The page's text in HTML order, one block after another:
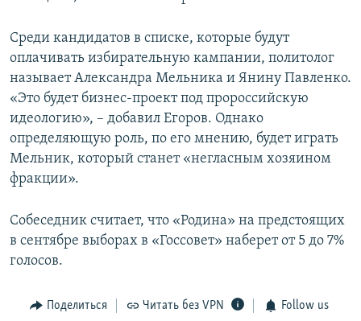
Среди кандидатов в списке, которые будут
оплачивать избирательную кампании, политолог
называет Александра Мельника и Янину Павленко.
«Это будет бизнес-проект под пророссийскую
идеологию», – добавил Егоров. Однако
определяющую роль, по его мнению, будет играть
Мельник, который станет «негласным хозяином
фракции».
Собеседник считает, что «Родина» на предстоящих
в сентябре выборах в «Госсовет» наберет от 5 до 7%
голосов.
Поделиться Читать без VPN Follow us